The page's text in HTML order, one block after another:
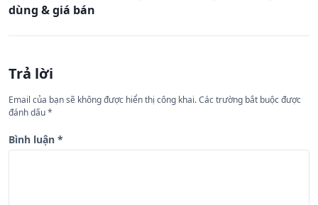
n
b
à
i
dùng & giá bán
Trả lời
Email của bạn sẽ không được hiển thị công khai.Các trường bắt buộc được
đánh dấu*
Bình luận *